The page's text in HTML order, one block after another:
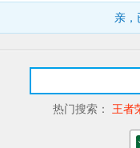
亲，
热门搜索： 王者